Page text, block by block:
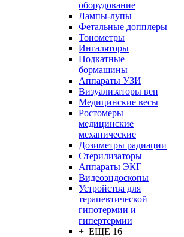
оборудование
Лампы-лупы
Фетальные допплеры
Тонометры
Ингаляторы
Подкатные
бормашины
Аппараты УЗИ
Визуализаторы вен
Медицинские весы
Ростомеры
медицинские
механические
Дозиметры радиации
Стерилизаторы
Аппараты ЭКГ
Видеоэндоскопы
Устройства для
терапевтической
гипотермии и
гипертермии
+ ЕЩЕ 16